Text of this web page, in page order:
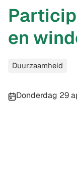
en
Duurzaamheid
Publicatiedatum:
Donderdag 29